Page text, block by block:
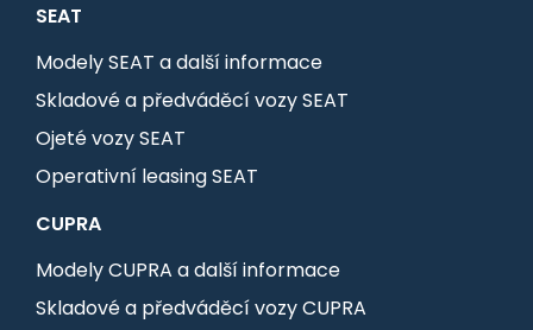
SEAT
Modely SEAT a další informace
Skladové a předváděcí vozy SEAT
Ojeté vozy SEAT
Operativní leasing SEAT
CUPRA
Modely CUPRA a další informace
Skladové a předváděcí vozy CUPRA